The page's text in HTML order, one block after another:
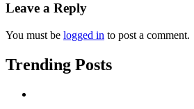
Leave a Reply
You must be logged in to post a comment.
Trending Posts